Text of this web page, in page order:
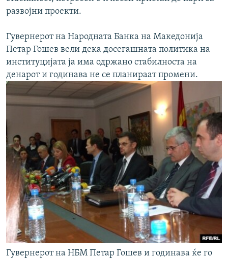
развојни проекти.
Гувернерот на Народната Банка на Македонија
Петар Гошев вели дека досегашната политика на
институцијата ја има одржано стабилноста на
денарот и годинава не се планираат промени.
Гувернерот на НБМ Петар Гошев и годинава ќе го